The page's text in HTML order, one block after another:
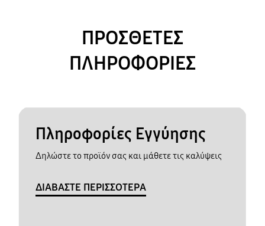
ΠΡΟΣΘΕΤΕΣ
ΠΛΗΡΟΦΟΡΙΕΣ
Πληροφορίες Εγγύησης
Δηλώστε το προϊόν σας και μάθετε τις καλύψεις
ΔΙΑΒΑΣΤΕ ΠΕΡΙΣΣΟΤΕΡΑ